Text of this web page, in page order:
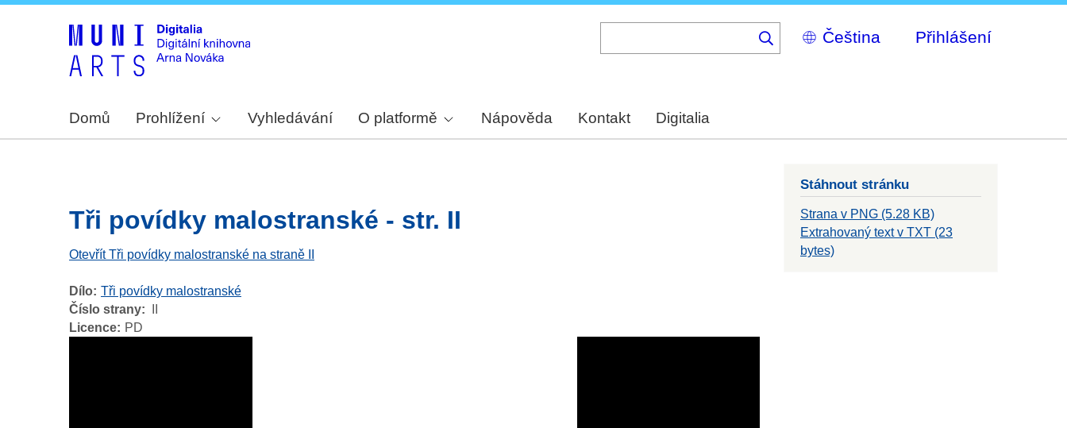
Select
your
Přihlášení
Domů Prohlížení Vyhledávání O platformě Nápověda Kontakt Digitalia
Tři povídky malostranské - str. II
Otevřít Tři povídky malostranské na straně II
Dílo Tři povídky malostranské
Číslo strany
Licence
PD
Stáhnout stránku
Strana v PNG (5.28 KB)
Extrahovaný text v TXT (23
bytes)